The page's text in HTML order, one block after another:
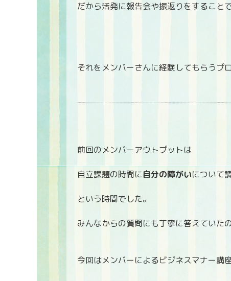
だから活発に報告会や振返りをすること
それをメンバーさんに経験してもらうプ
前回のメンバーアウトプットは
自立課題の時間に自分の障がいについて
という時間でした。
みんなからの質問にも丁寧に答えていた
今回はメンバーによるビジネスマナー講座